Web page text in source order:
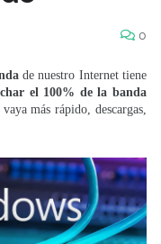
0
de nuestro Internet tiene
el 100% de la banda
más rápido, descargas,